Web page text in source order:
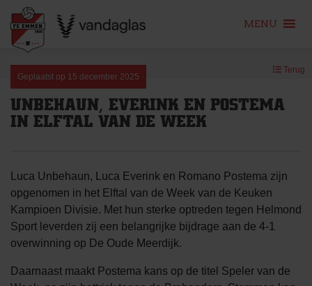
content
MENU
Geplaatst op 15 december 2025
Terug
UNBEHAUN, EVERINK EN POSTEMA
IN ELFTAL VAN DE WEEK
Luca Unbehaun, Luca Everink en Romano Postema zijn
opgenomen in het Elftal van de Week van de Keuken
Kampioen Divisie. Met hun sterke optreden tegen Helmond
Sport leverden zij een belangrijke bijdrage aan de 4-1
overwinning op De Oude Meerdijk.
Daarnaast maakt Postema kans op de titel Speler van de